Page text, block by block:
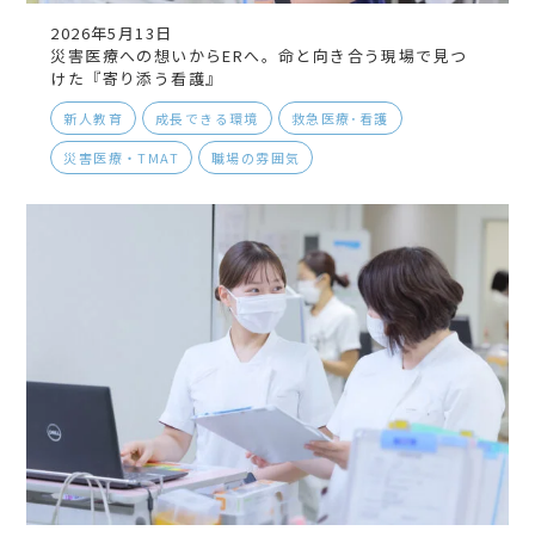
2026年5月13日
災害医療への想いからERへ。命と向き合う現場で見つ
けた『寄り添う看護』
新人教育 成長できる環境 救急医療･看護
災害医療・TMAT 職場の雰囲気